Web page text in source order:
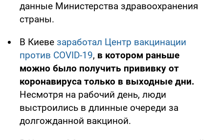
данные Министерства здравоохранения
страны.
В Киеве заработал Центр вакцинации
против COVID-19, в котором раньше
можно было получить прививку от
коронавируса только в выходные дни.
Несмотря на рабочий день, люди
выстроились в длинные очереди за
долгожданной вакциной.